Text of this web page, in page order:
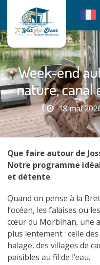
contenu
Week-end
nature, canal
18 mai
Que faire autour de
Notre programme
et détente
Quand on pense à la
l’océan, les falaises ou
cœur du Morbihan, une
plus lentement : celle
halage, des villages de
paisibles au fil de l’eau.